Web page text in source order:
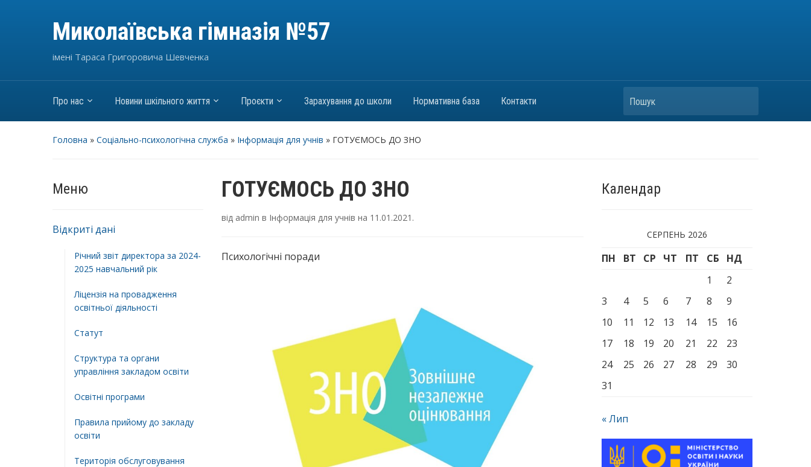
Миколаївська гімназія №57
імені Тараса Григоровича Шевченка
Про нас Новини шкільного життя Проєкти Зарахування до школи Нормативна база Контакти Пошук
Головна » Соціально-психологічна служба » Інформація для учнів » ГОТУЄМОСЬ ДО ЗНО
Меню
Відкриті дані
Річний звіт директора за 2024-
2025 навчальний рік
Ліцензія на провадження
освітньої діяльності
Статут
Структура та органи
управління закладом освіти
Освiтнi програми
Правила прийому до закладу
освіти
Територiя обслуговування
ГОТУЄМОСЬ ДО ЗНО
від admin в Інформація для учнів на 11.01.2021 .
Психологічні поради
Календар
СЕРПЕНЬ 2026
ПН ВТ СР ЧТ ПТ СБ
НД
1
2
3
4 5 6 7 8
9
10
11 12 13 14 15
16
17
18 19 20 21 22
23
24
25 26 27 28 29
30
31
« Лип